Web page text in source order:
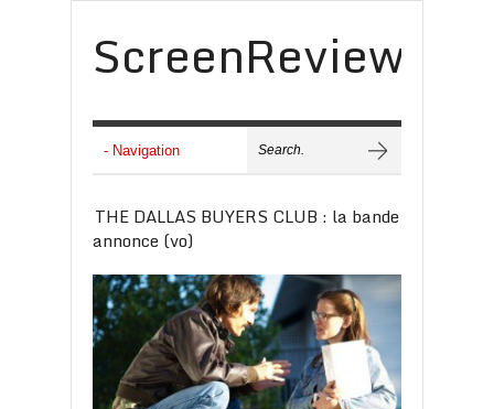
ScreenReview
THE DALLAS BUYERS CLUB : la bande
annonce (vo)